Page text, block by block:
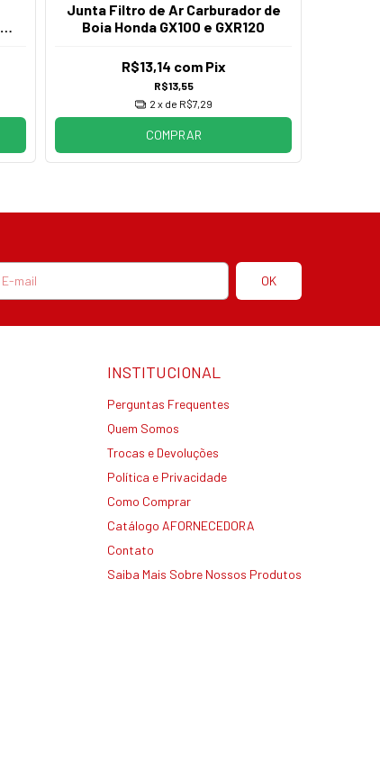
Junta Filtro de Ar Carburador de
Boia Honda GX100 e GXR120
R$13,55
R$13,14 com Pix
2 x de R$7,29
COMPRAR
INSTITUCIONAL
Perguntas Frequentes
Quem Somos
Trocas e Devoluções
Política e Privacidade
Como Comprar
Catálogo AFORNECEDORA
Contato
Saiba Mais Sobre Nossos Produtos